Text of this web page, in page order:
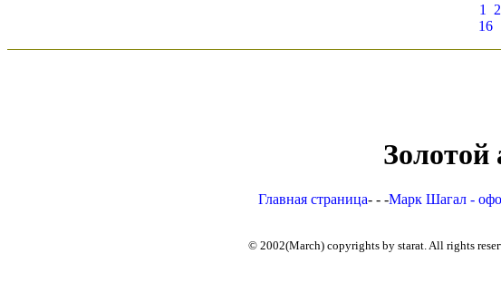
1 2
16
Главная страница- - -Марк Шагал -
© 2002(March) copyrights by starat. All rights